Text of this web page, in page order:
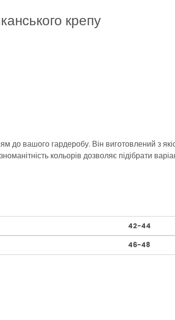
крепу
вашого гардеробу. Він виготовлений з
кольорів дозволяє підібрати
42-44
46-48